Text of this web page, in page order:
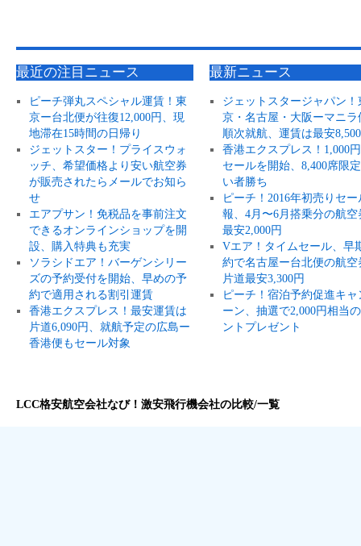
最近の注目ニュース
ピーチ弾丸スペシャル運賃！東
京ー台北便が往復12,000円、現
地滞在15時間の日帰り
ジェットスター！プライスウォ
ッチ、希望価格より安い航空券
が販売されたらメールでお知ら
せ
エアプサン！免税品を事前注文
できるオンラインショップを開
設、購入特典も充実
ソラシドエア！バーゲンシリー
ズの予約受付を開始、早めの予
約で適用される割引運賃
香港エクスプレス！最安運賃は
片道6,090円、就航予定の広島ー
香港便もセール対象
最新ニュース
ジェットスタージャパン！
京・名古屋・大阪ーマニラ
順次就航、運賃は最安
香港エクスプレス！1,000
セールを開始、8,400席限
い者勝ち
ピーチ！2016年初売りセー
報、4月〜6月搭乗分の航空
最安2,000円
Vエア！タイムセール、早
約で名古屋ー台北便の航空
片道最安3,300円
ピーチ！宿泊予約促進キャ
ーン、抽選で2,000円相当
ントプレゼント
LCC格安航空会社なび！激安飛行機会社の比較/一覧